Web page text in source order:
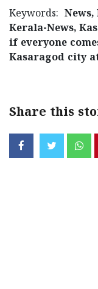
Keywords: News,
Kerala-News,
if everyone
Kasaragod city
Share this